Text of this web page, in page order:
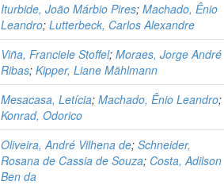
Iturbide, João Márbio Pires;Machado, Ênio
Leandro;Lutterbeck, Carlos Alexandre
Viña, Franciele Stoffel;Moraes, Jorge André
Ribas;Kipper, Liane Mählmann
Mesacasa, Letícia;Machado, Ênio Leandro;
Konrad, Odorico
Oliveira, André Vilhena de;Schneider,
Rosana de Cassia de Souza; Costa, Adilson
Ben da